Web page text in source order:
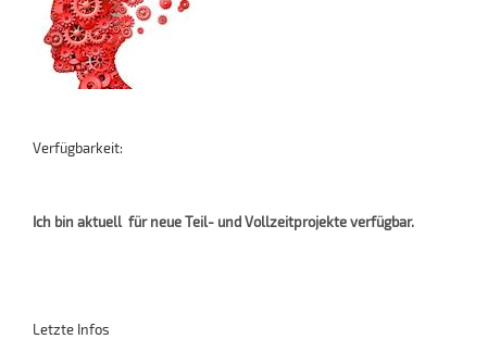
Verfügbarkeit:
Ich bin aktuell für neue Teil- und Vollzeitprojekte verfügbar.
Letzte Infos